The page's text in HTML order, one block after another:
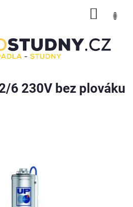
6 230V bez plováku